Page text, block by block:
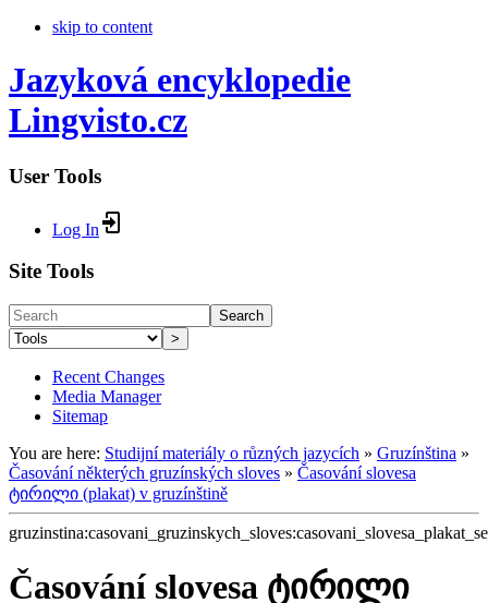
skip to content
Jazyková encyklopedie
Lingvisto.cz
User Tools
Log In
Site Tools
Search
>
Recent Changes
Media Manager
Sitemap
You are here: Studijní materiály o různých jazycích » Gruzínština »
Časování některých gruzínských sloves » Časování slovesa
ტირილი (plakat) v gruzínštině
Časování slovesa ტირილი